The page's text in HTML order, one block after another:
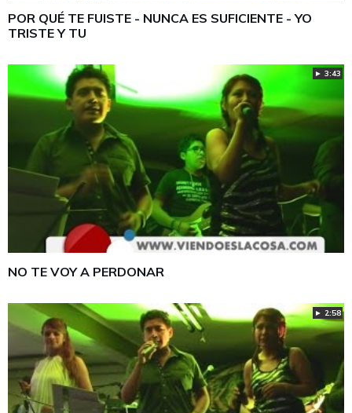
POR QUÉ TE FUISTE - NUNCA ES SUFICIENTE - YO
TRISTE Y TU
► 3:43
NO TE VOY A PERDONAR
► 2:58